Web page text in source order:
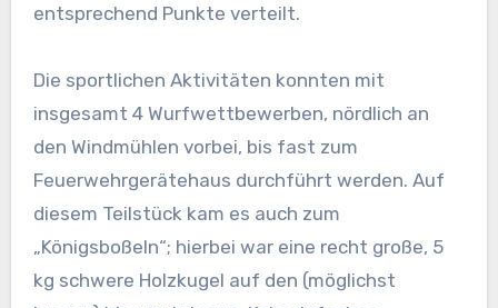
entsprechend Punkte verteilt.
Die sportlichen Aktivitäten konnten mit
insgesamt 4 Wurfwettbewerben, nördlich an
den Windmühlen vorbei, bis fast zum
Feuerwehrgerätehaus durchführt werden. Auf
diesem Teilstück kam es auch zum
„Königsboßeln“; hierbei war eine recht große, 5
kg schwere Holzkugel auf den (möglichst